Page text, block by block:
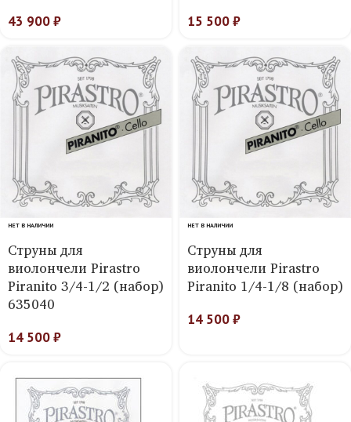
43 900₽ 15 500₽
НЕТ В НАЛИЧИИ
Струны для
виолончели Pirastro
Piranito 3/4-1/2 (набор)
635040
14 500₽
НЕТ В НАЛИЧИИ
Струны для
виолончели Pirastro
Piranito 1/4-1/8 (набор)
14 500₽